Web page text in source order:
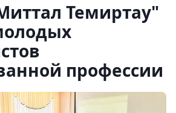
Темиртау"
профессии